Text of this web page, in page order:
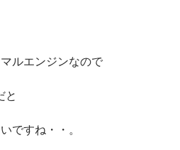
ルエンジンなので
と
すね・・。